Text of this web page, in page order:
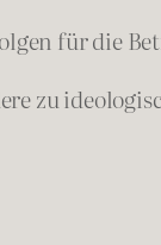
für die
zu